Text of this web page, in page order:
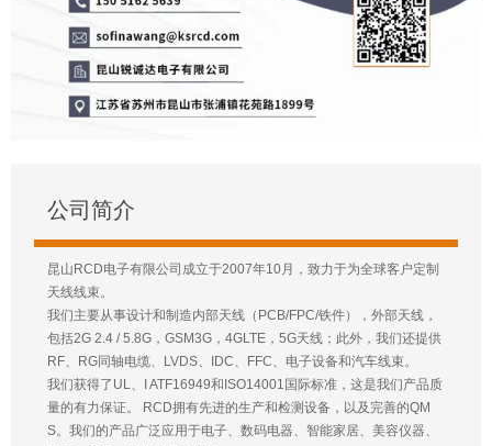
公司简介
昆山RCD电子有限公司成立于2007年10月，致力于为全球客户定制
天线线束。
我们主要从事设计和制造内部天线（PCB/FPC/铁件），外部天线，
包括2G 2.4 / 5.8G，GSM3G，4GLTE，5G天线；此外，我们还提供
RF、RG同轴电缆、LVDS、IDC、FFC、电子设备和汽车线束。
我们获得了UL、I ATF16949和ISO14001国际标准，这是我们产品质
量的有力保证。 RCD拥有先进的生产和检测设备，以及完善的QM
S。我们的产品广泛应用于电子、数码电器、智能家居、美容仪器、